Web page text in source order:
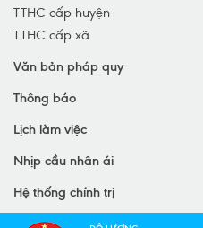
TTHC cấp huyện
TTHC cấp xã
Văn bản pháp quy
Thông báo
Lịch làm việc
Nhịp cầu nhân ái
Hệ thống chính trị